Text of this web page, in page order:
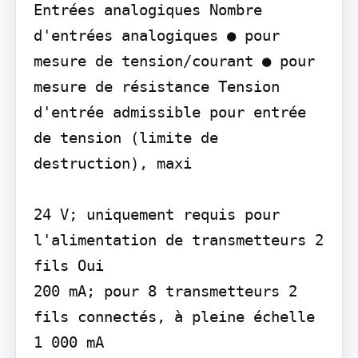
Entrées analogiques Nombre
d'entrées analogiques ● pour
mesure de tension/courant ● pour
mesure de résistance Tension
d'entrée admissible pour entrée
de tension (limite de
destruction), maxi
24 V; uniquement requis pour
l'alimentation de transmetteurs 2
fils Oui
200 mA; pour 8 transmetteurs 2
fils connectés, à pleine échelle
1 000 mA